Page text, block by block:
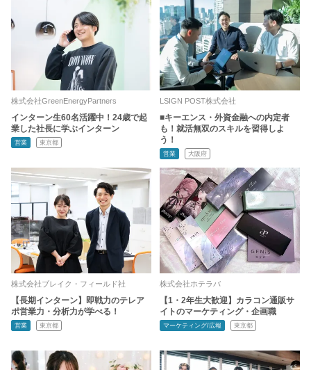
株式会社GreenEnergyPartners
インターン生60名活躍中！24歳で起
業した社長に学ぶインターン
営業 東京都
LSIGN POST株式会社
■キーエンス・外資金融への内定者
も！就活無双のスキルを習得しよ
う！
営業 大阪府
株式会社ブレイク・フィールド社
【長期インターン】即戦力のテレア
ポ営業力・分析力が学べる！
営業 東京都
株式会社ホテラバ
【1・2年生大歓迎】カラコン通販サ
イトのマーケティング・企画職
マーケティング/広報 東京都